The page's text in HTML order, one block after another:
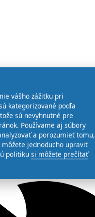
vášho zážitku pri
kategorizované podľa
sú nevyhnutné pre
Používame aj súbory
a porozumieť tomu,
jednoducho upraviť
politiku si môžete prečítať